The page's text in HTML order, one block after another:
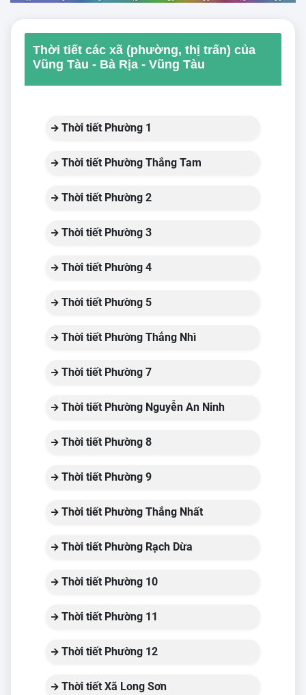
Thời tiết các xã (phường, thị trấn) của
Vũng Tàu - Bà Rịa - Vũng Tàu
Thời tiết Phường 1
Thời tiết Phường Thắng Tam
Thời tiết Phường 2
Thời tiết Phường 3
Thời tiết Phường 4
Thời tiết Phường 5
Thời tiết Phường Thắng Nhì
Thời tiết Phường 7
Thời tiết Phường Nguyễn An Ninh
Thời tiết Phường 8
Thời tiết Phường 9
Thời tiết Phường Thắng Nhất
Thời tiết Phường Rạch Dừa
Thời tiết Phường 10
Thời tiết Phường 11
Thời tiết Phường 12
Thời tiết Xã Long Sơn